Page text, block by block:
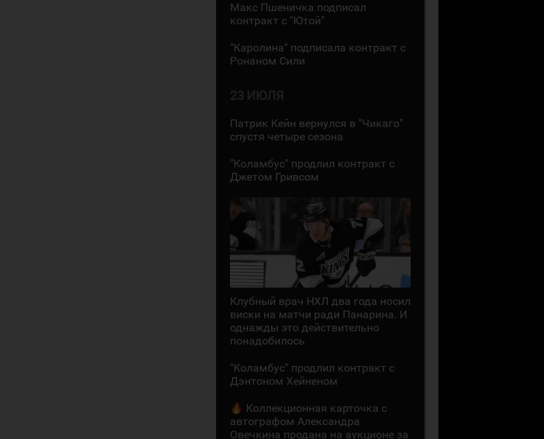
Макс Пшеничка подписал
контракт с "Ютой"
"Каролина" подписала контракт с
Ронаном Сили
23 ИЮЛЯ
Патрик Кейн вернулся в "Чикаго"
спустя четыре сезона
"Коламбус" продлил контракт с
Джетом Гривсом
Клубный врач НХЛ два года носил
виски на матчи ради Панарина. И
однажды это действительно
понадобилось
"Коламбус" продлил контракт с
Дэнтоном Хейненом
Коллекционная карточка с
автографом Александра
Овечкина продана на аукционе за